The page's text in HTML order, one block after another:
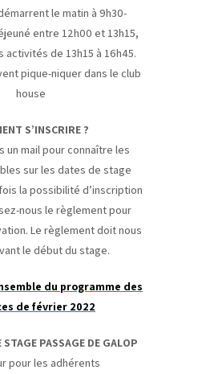
le matin à 9h30-
entre 12h00 et 13h15,
activités de 13h15 à 16h45.
pique-niquer dans le club
house
S’INSCRIRE ?
un mail pour connaître les
sur les dates de stage
la possibilité d’inscription
nous le règlement pour
Le règlement doit nous
le début du stage.
du programme des
de février 2022
PASSAGE DE GALOP
pour les adhérents